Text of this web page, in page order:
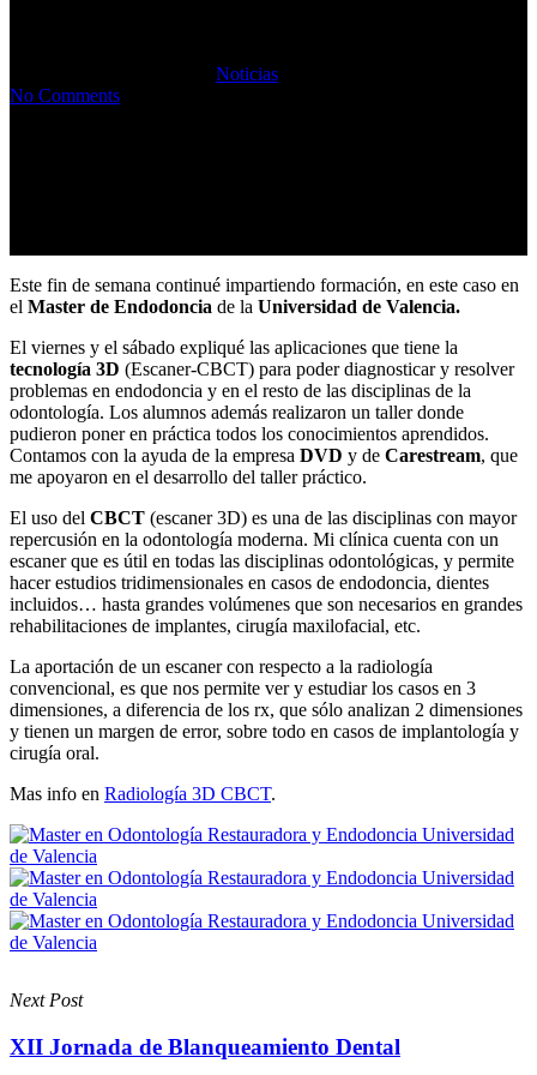
Noticias
No Comments
Este fin de semana continué impartiendo formación, en este caso en
el Master de Endodoncia de la Universidad de Valencia.
El viernes y el sábado expliqué las aplicaciones que tiene la
tecnología 3D (Escaner-CBCT) para poder diagnosticar y resolver
problemas en endodoncia y en el resto de las disciplinas de la
odontología. Los alumnos además realizaron un taller donde
pudieron poner en práctica todos los conocimientos aprendidos.
Contamos con la ayuda de la empresa DVD y de Carestream, que
me apoyaron en el desarrollo del taller práctico.
El uso del CBCT (escaner 3D) es una de las disciplinas con mayor
repercusión en la odontología moderna. Mi clínica cuenta con un
escaner que es útil en todas las disciplinas odontológicas, y permite
hacer estudios tridimensionales en casos de endodoncia, dientes
incluidos… hasta grandes volúmenes que son necesarios en grandes
rehabilitaciones de implantes, cirugía maxilofacial, etc.
La aportación de un escaner con respecto a la radiología
convencional, es que nos permite ver y estudiar los casos en 3
dimensiones, a diferencia de los rx, que sólo analizan 2 dimensiones
y tienen un margen de error, sobre todo en casos de implantología y
cirugía oral.
Mas info en Radiología 3D CBCT.
Next Post
XII Jornada de Blanqueamiento Dental